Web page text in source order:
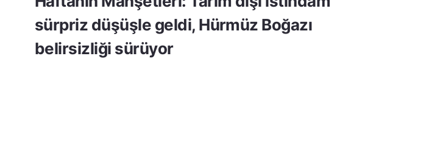
sürpriz düşüşle geldi, Hürmüz Boğazı
belirsizliği sürüyor